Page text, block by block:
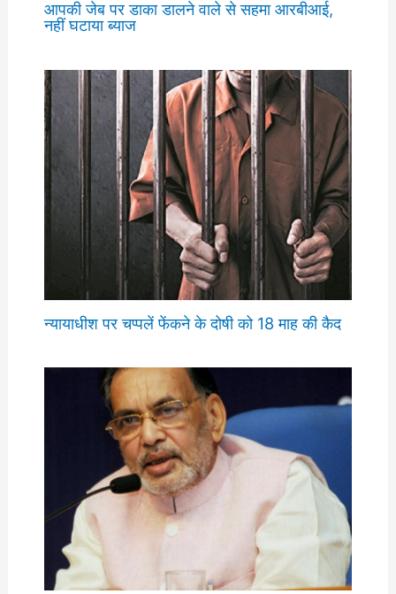
आपकी जेब पर डाका डालने वाले से सहमा आरबीआई,
नहीं घटाया ब्याज
न्यायाधीश पर चप्पलें फेंकने के दोषी को 18 माह की कैद